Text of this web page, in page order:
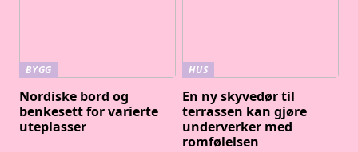
BYGG
Nordiske bord og
benkesett for varierte
uteplasser
HUS
En ny skyvedør til
terrassen kan gjøre
underverker med
romfølelsen